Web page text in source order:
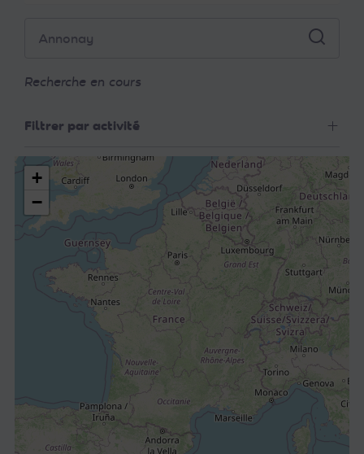
Recherche en cours
Filtrer par activité
+
−